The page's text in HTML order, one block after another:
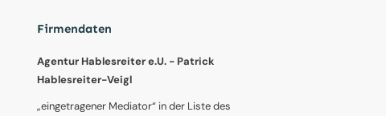
Firmendaten
Agentur Hablesreiter e.U. - Patrick
Hablesreiter-Veigl
„eingetragener Mediator“ in der Liste des